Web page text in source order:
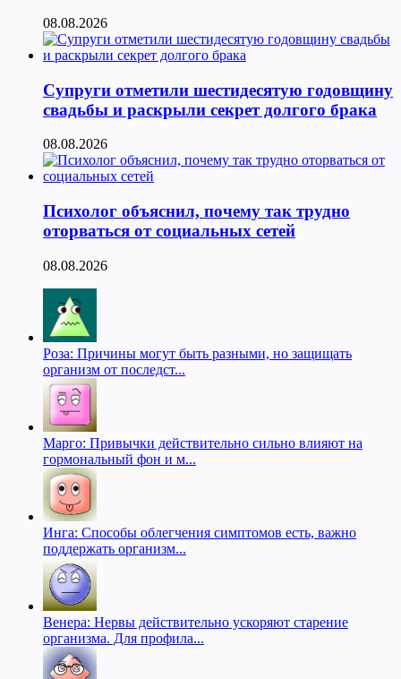
08.08.2026
Супруги отметили шестидесятую годовщину
свадьбы и раскрыли секрет долгого брака
08.08.2026
Психолог объяснил, почему так трудно
оторваться от социальных сетей
08.08.2026
Роза: Причины могут быть разными, но защищать
организм от последст...
Марго: Привычки действительно сильно влияют на
гормональный фон и м...
Инга: Способы облегчения симптомов есть, важно
поддержать организм...
Венера: Нервы действительно ускоряют старение
организма. Для профила...